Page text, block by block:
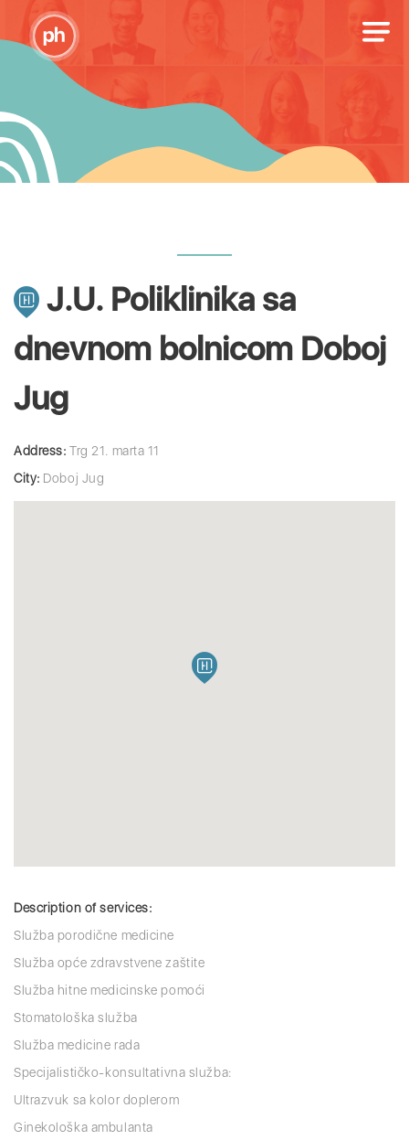
J.U. Poliklinika sa
dnevnom bolnicom Doboj
Jug
Address: Trg 21. marta 11
City: Doboj Jug
Description of services:
Služba porodične medicine
Služba opće zdravstvene zaštite
Služba hitne medicinske pomoći
Stomatološka služba
Služba medicine rada
Specijalističko-konsultativna služba:
Ultrazvuk sa kolor doplerom
Ginekološka ambulanta